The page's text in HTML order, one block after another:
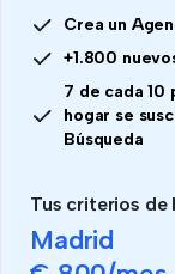
Crea un
+1.800
7 de cada 10
hogar se
Búsqueda
Tus criterios de
Madrid